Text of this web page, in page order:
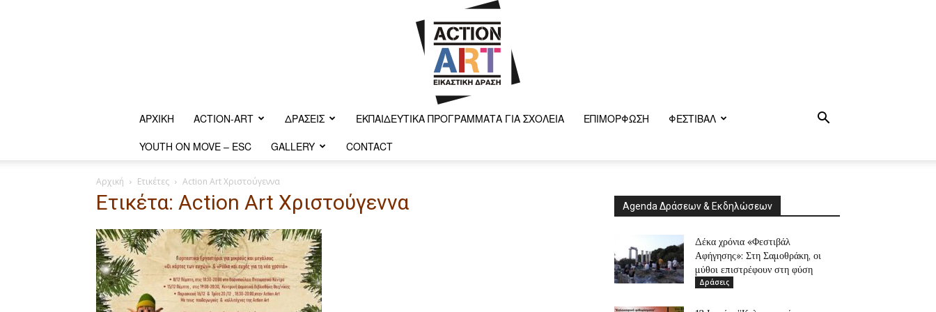
ΑΡΧΙΚΗ ACTION-ART ΔΡΆΣΕΙΣ ΕΚΠΑΙΔΕΥΤΙΚΆ ΠΡΟΓΡΆΜΜΑΤΑ ΓΙΑ ΣΧΟΛΕΊΑ ΕΠΙΜΌΡΦΩΣΗ
ΦΕΣΤΙΒΑΛ
YOUTH ON MOVE – ESC
GALLERY CONTACT
Αρχική Ετικέτες Action Art Χριστούγεννα
Ετικέτα: Action Art Χριστούγεννα Agenda Δράσεων & Εκδηλώσεων
Δέκα χρόνια «Φεστιβάλ
Αφήγησης»: Στη Σαμοθράκη, οι
μύθοι επιστρέφουν στη φύση
Δράσεις